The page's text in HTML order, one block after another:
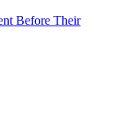
Before Their